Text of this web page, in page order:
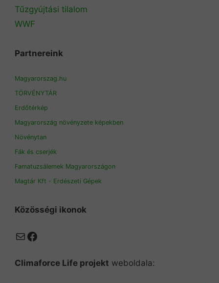
Tűzgyújtási tilalom
WWF
Partnereink
Magyarorszag.hu
TÖRVÉNYTÁR
Erdőtérkép
Magyarország növényzete képekben
Növénytan
Fák és cserjék
Famatuzsálemek Magyarországon
Magtár Kft - Erdészeti Gépek
Közösségi ikonok
MailFacebook
Climaforce Life projekt weboldala: